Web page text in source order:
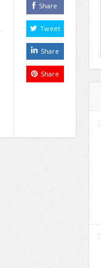
Share
Tweet
Share
Share